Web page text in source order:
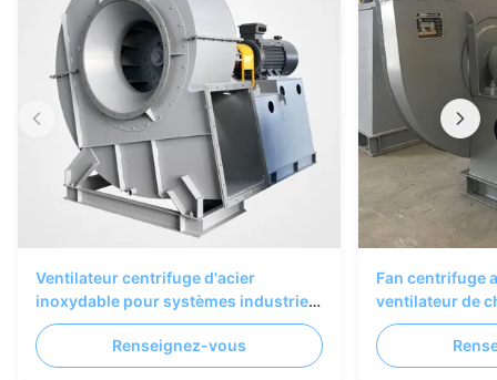
Ventilateur centrifuge d'acier
inoxydable pour systèmes industriels
de purification et de ventilation de
l'air
Renseignez-vous
Fan centrifuge
ventilateur de
d'acier